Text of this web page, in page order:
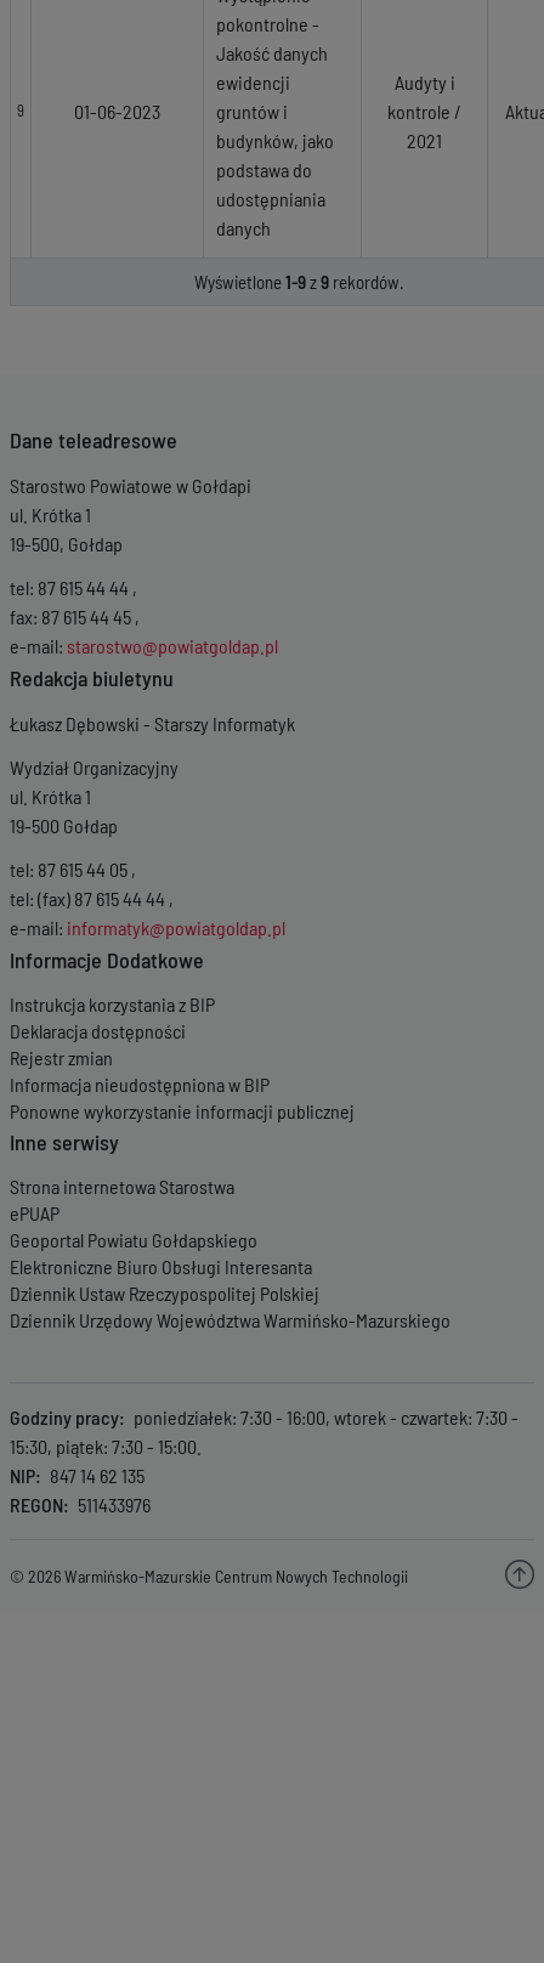
9 01-06-2023
pokontrolne -
Jakość danych
ewidencji
gruntów i
budynków, jako
podstawa do
udostępniania
danych
Audyty i
kontrole /
2021
Wyświetlone1-9z9rekordów.
Dane teleadresowe
Starostwo Powiatowe w Gołdapi
ul. Krótka 1
19-500, Gołdap
tel: 87 615 44 44 ,
fax: 87 615 44 45 ,
e-mail: starostwo@powiatgoldap.pl
Redakcja biuletynu
Łukasz Dębowski - Starszy Informatyk
Wydział Organizacyjny
ul. Krótka 1
19-500 Gołdap
tel: 87 615 44 05 ,
tel: (fax) 87 615 44 44 ,
e-mail: informatyk@powiatgoldap.pl
Informacje Dodatkowe
Instrukcja korzystania z BIP
Deklaracja dostępności
Rejestr zmian
Informacja nieudostępniona w BIP
Ponowne wykorzystanie informacji publicznej
Inne serwisy
Strona internetowa Starostwa
ePUAP
Geoportal Powiatu Gołdapskiego
Elektroniczne Biuro Obsługi Interesanta
Dziennik Ustaw Rzeczypospolitej Polskiej
Dziennik Urzędowy Województwa Warmińsko-Mazurskiego
Godziny pracy
poniedziałek: 7:30 - 16:00, wtorek - czwartek: 7:30 -
15:30, piątek: 7:30 - 15:00.
NIP
847 14 62 135
REGON
511433976
© 2026 Warmińsko-Mazurskie Centrum Nowych Technologii